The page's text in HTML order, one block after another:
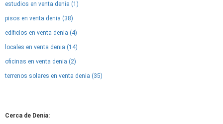
estudios en venta denia (1)
pisos en venta denia (38)
edificios en venta denia (4)
locales en venta denia (14)
oficinas en venta denia (2)
terrenos solares en venta denia (35)
Cerca de Denia: